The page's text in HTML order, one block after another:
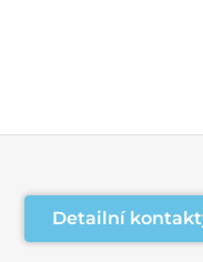
Detailní